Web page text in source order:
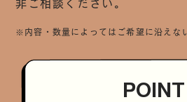
非ご相談ください。
※内容・数量によってはご希望に沿えな
POINT